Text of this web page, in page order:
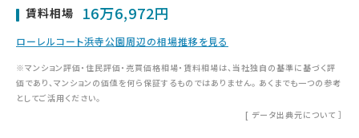
賃料相場 16万6,972円
ローレルコート浜寺公園周辺の相場推移を見る
※マンション評価・住民評価・売買価格相場・賃料相場は、当社独自の基準に基づく評
価であり、マンションの価値を何ら保証するものではありません。 あくまでも一つの参考
としてご活用ください。
[ データ出典元について ］